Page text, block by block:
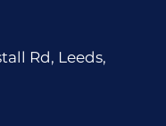
Rd, Leeds,